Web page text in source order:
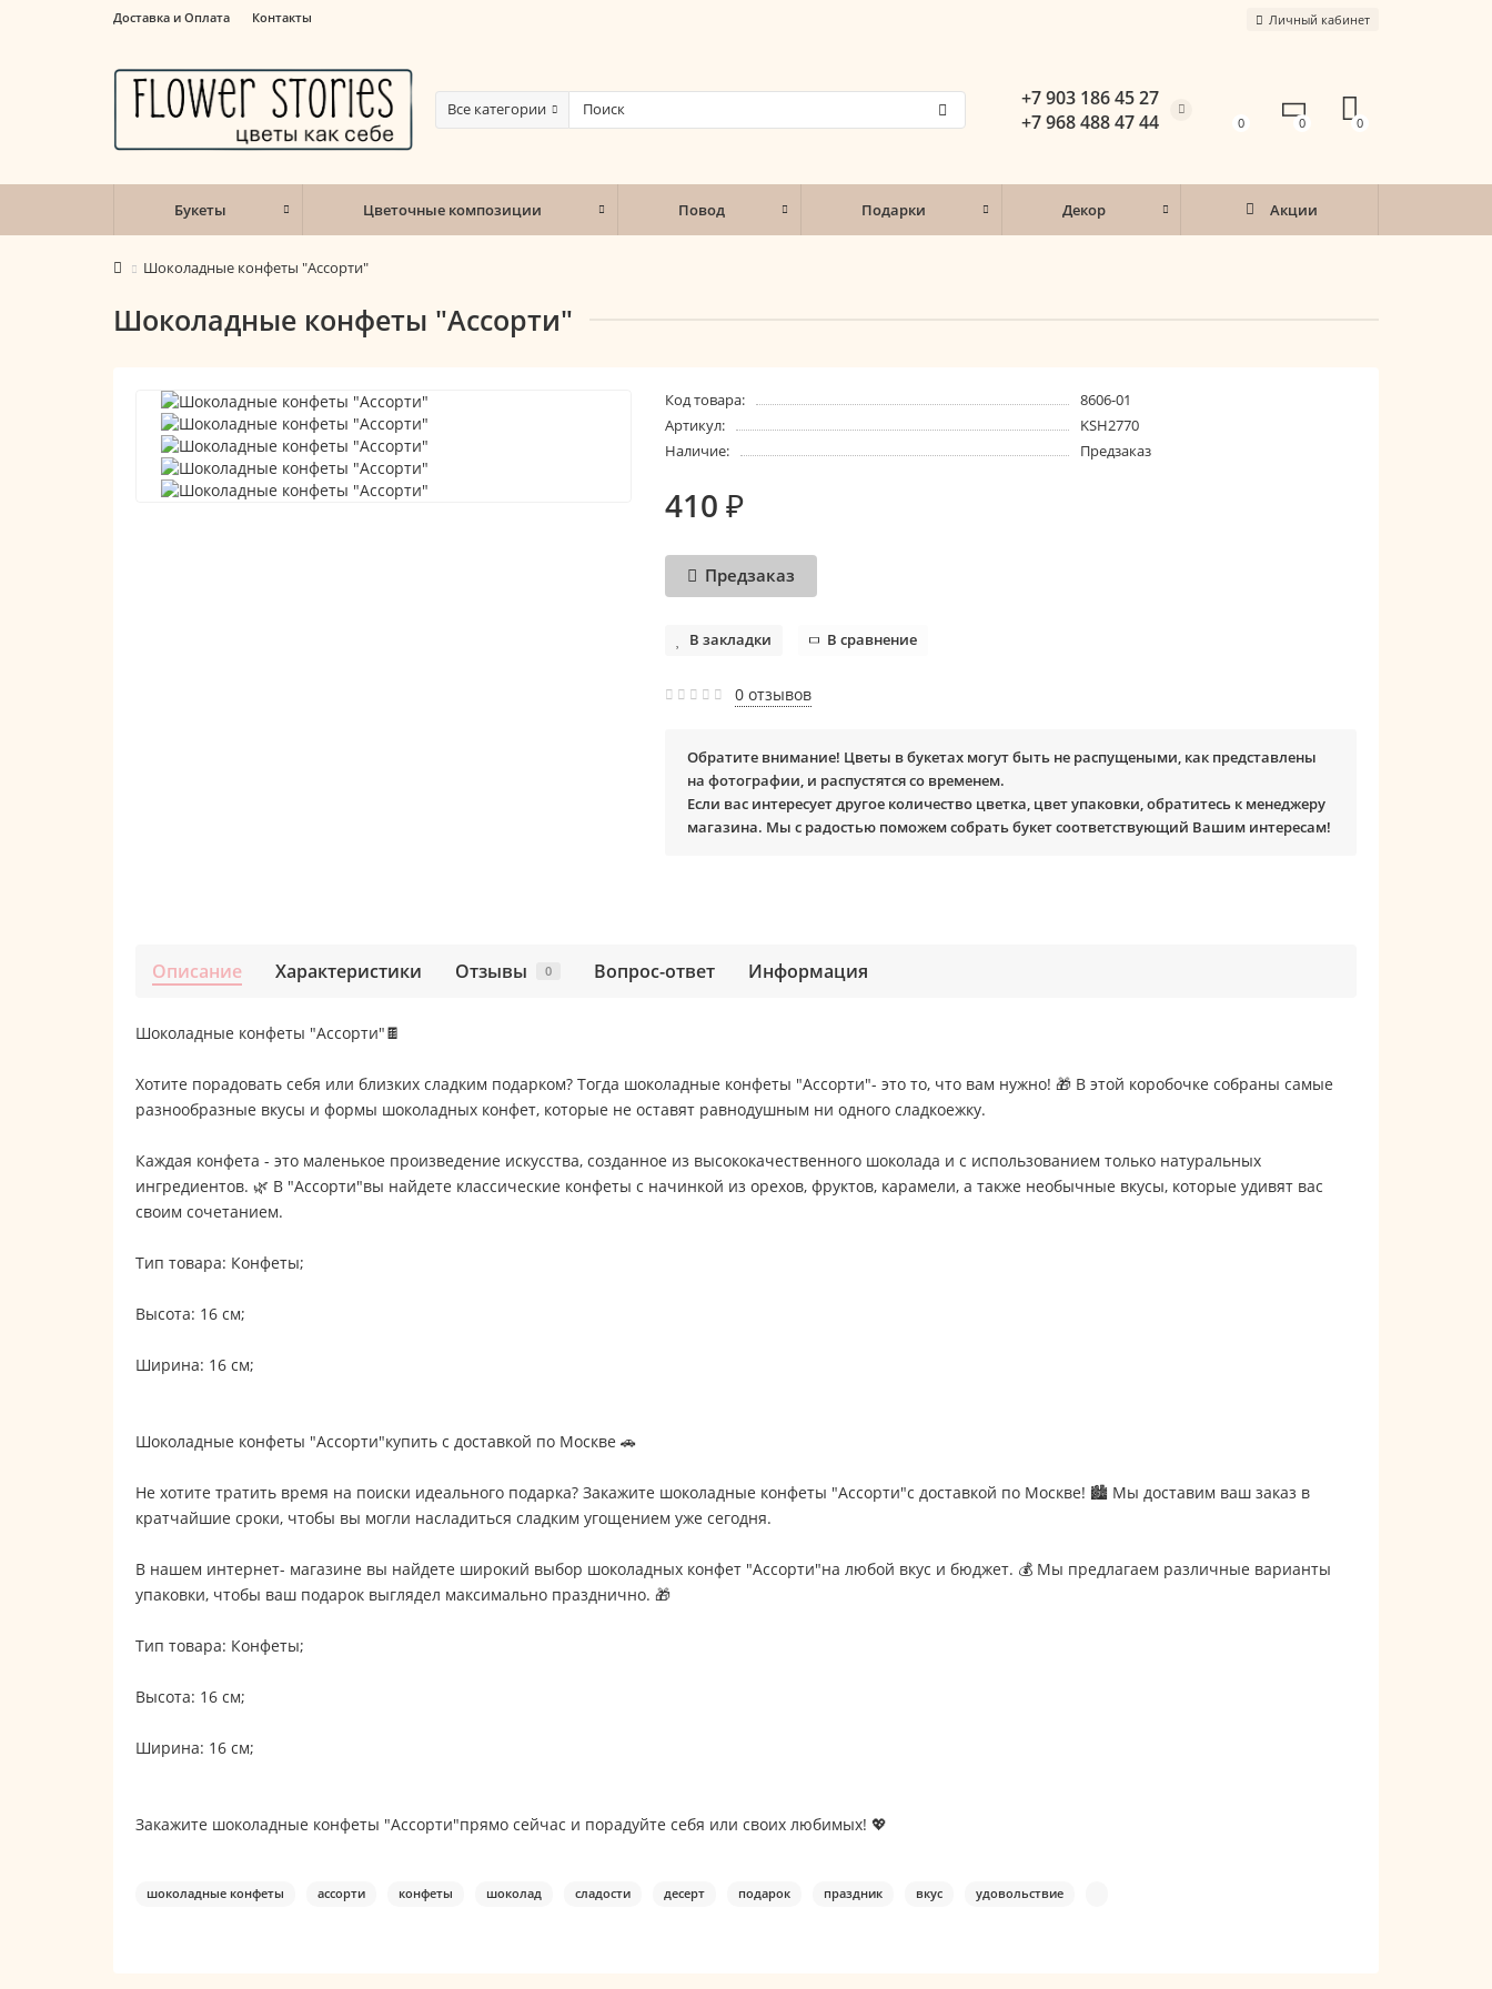
Доставка и Оплата Контакты Личный кабинет
Все категории
+7 903 186 45 27
+7 968 488 47 44
0 0 0
Букеты Цветочные композиции Повод Подарки Декор Акции
Шоколадные конфеты "Ассорти"
Шоколадные конфеты "Ассорти"
Код товара:
8606-01
Артикул:
KSH2770
Наличие:
Предзаказ
410 ₽
Предзаказ
В закладки В сравнение
0 отзывов
Обратите внимание! Цветы в букетах могут быть не распущеными, как представлены
на фотографии, и распустятся со временем.
Если вас интересует другое количество цветка, цвет упаковки, обратитесь к менеджеру
магазина. Мы с радостью поможем собрать букет соответствующий Вашим интересам!
Описание Характеристики Отзывы 0 Вопрос-ответ Информация
Шоколадные конфеты "Ассорти"🍫
Хотите порадовать себя или близких сладким подарком? Тогда шоколадные конфеты "Ассорти"- это то, что вам нужно! 🎁 В этой коробочке собраны самые
разнообразные вкусы и формы шоколадных конфет, которые не оставят равнодушным ни одного сладкоежку.
Каждая конфета - это маленькое произведение искусства, созданное из высококачественного шоколада и с использованием только натуральных
ингредиентов. 🌿 В "Ассорти"вы найдете классические конфеты с начинкой из орехов, фруктов, карамели, а также необычные вкусы, которые удивят вас
своим сочетанием.
Тип товара: Конфеты;
Высота: 16 см;
Ширина: 16 см;
Шоколадные конфеты "Ассорти"купить с доставкой по Москве 🚗
Не хотите тратить время на поиски идеального подарка? Закажите шоколадные конфеты "Ассорти"с доставкой по Москве! 🏙️ Мы доставим ваш заказ в
кратчайшие сроки, чтобы вы могли насладиться сладким угощением уже сегодня.
В нашем интернет- магазине вы найдете широкий выбор шоколадных конфет "Ассорти"на любой вкус и бюджет. 💰 Мы предлагаем различные варианты
упаковки, чтобы ваш подарок выглядел максимально празднично. 🎁
Тип товара: Конфеты;
Высота: 16 см;
Ширина: 16 см;
Закажите шоколадные конфеты "Ассорти"прямо сейчас и порадуйте себя или своих любимых! 💖
шоколадные конфеты ассорти конфеты шоколад сладости десерт подарок праздник вкус удовольствие